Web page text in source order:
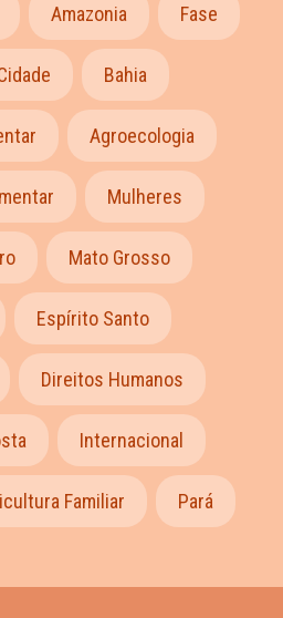
Amazonia Fase
Bahia
Agroecologia
Mulheres
Mato Grosso
Espírito Santo
Direitos Humanos
Internacional
Familiar Pará